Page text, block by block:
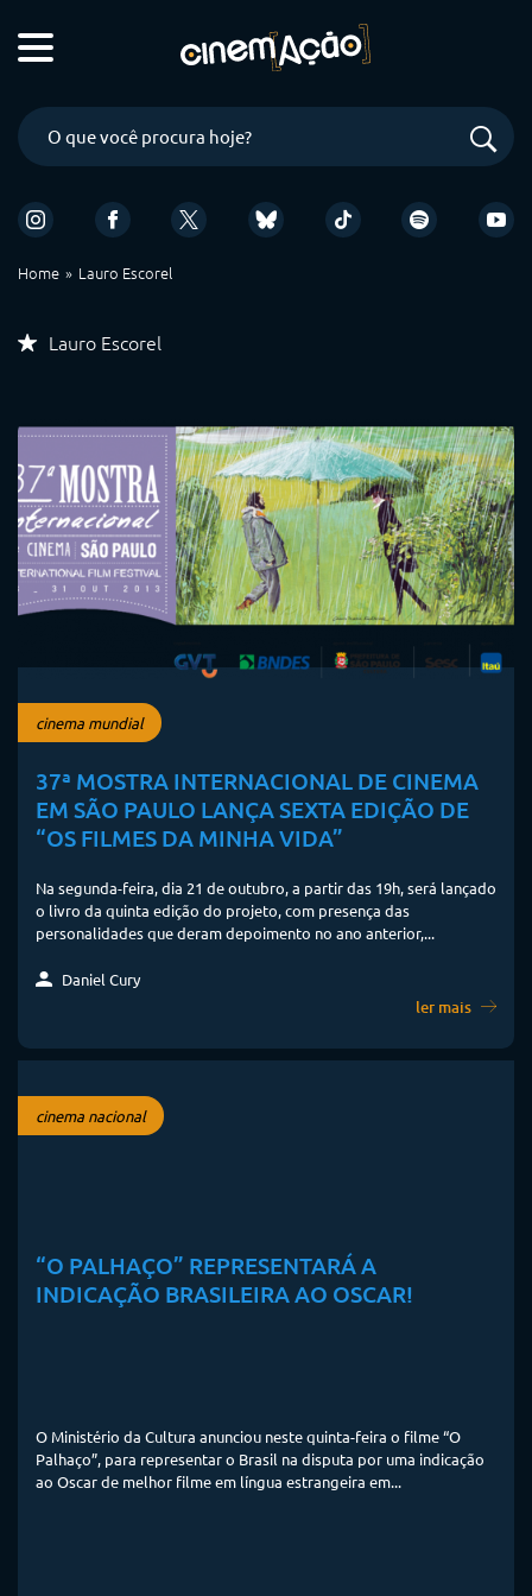
Home Lauro Escorel
Lauro Escorel
cinema mundial
37ª MOSTRA INTERNACIONAL DE CINEMA
EM SÃO PAULO LANÇA SEXTA EDIÇÃO DE
“OS FILMES DA MINHA VIDA”
Na segunda-feira, dia 21 de outubro, a partir das 19h, será lançado
o livro da quinta edição do projeto, com presença das
personalidades que deram depoimento no ano anterior,...
Daniel Cury
ler mais
cinema nacional
“O PALHAÇO” REPRESENTARÁ A
INDICAÇÃO BRASILEIRA AO OSCAR!
O Ministério da Cultura anunciou neste quinta-feira o filme “O
Palhaço”, para representar o Brasil na disputa por uma indicação
ao Oscar de melhor filme em língua estrangeira em...